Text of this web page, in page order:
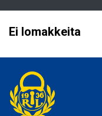
Ei lomakkeita